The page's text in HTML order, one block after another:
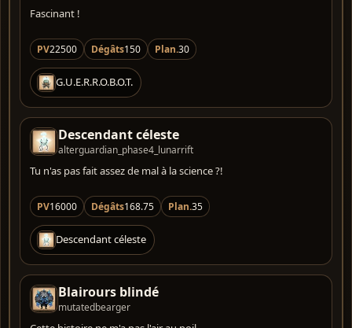
Fascinant !
PV22500 Dégâts150 Plan.30
G.U.E.R.R.O.B.O.T.
Descendant céleste
alterguardian_phase4_lunarrift
Tu n'as pas fait assez de mal à la science ?!
PV16000 Dégâts168.75 Plan.35
Descendant céleste
Blairours blindé
mutatedbearger